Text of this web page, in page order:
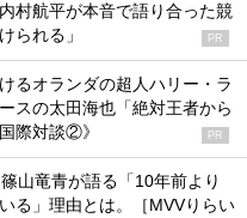
村航平が本音で語り合った競
られる」
PR
るオランダの超人ハリー・ラ
スの太田海也「絶対王者から
際対談②》
PR
山竜青が語る「10年前より
る」理由とは。［MVVりらい